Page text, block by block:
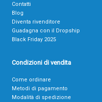
Contatti
Blog
Diventa rivenditore
Guadagna con il Dropship
Black Friday 2025
Condizioni di vendita
Come ordinare
Metodi di pagamento
Modalità di spedizione